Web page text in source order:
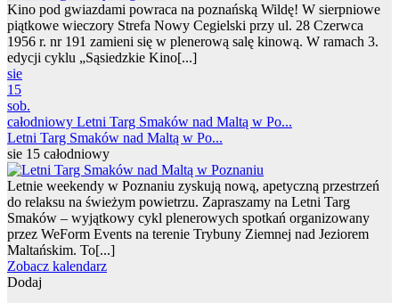
Kino pod gwiazdami powraca na poznańską Wildę! W sierpniowe
piątkowe wieczory Strefa Nowy Cegielski przy ul. 28 Czerwca
1956 r. nr 191 zamieni się w plenerową salę kinową. W ramach 3.
edycji cyklu „Sąsiedzkie Kino[...]
sie
15
sob.
całodniowy Letni Targ Smaków nad Maltą w Po...
Letni Targ Smaków nad Maltą w Po...
sie 15 całodniowy
Letnie weekendy w Poznaniu zyskują nową, apetyczną przestrzeń
do relaksu na świeżym powietrzu. Zapraszamy na Letni Targ
Smaków – wyjątkowy cykl plenerowych spotkań organizowany
przez WeForm Events na terenie Trybuny Ziemnej nad Jeziorem
Maltańskim. To[...]
Zobacz kalendarz
Dodaj